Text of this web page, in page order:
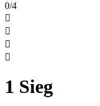
0/4




1 Sieg